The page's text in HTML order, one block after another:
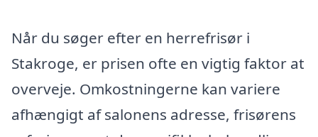
Når du søger efter en herrefrisør i
Stakroge, er prisen ofte en vigtig faktor at
overveje. Omkostningerne kan variere
afhængigt af salonens adresse, frisørens